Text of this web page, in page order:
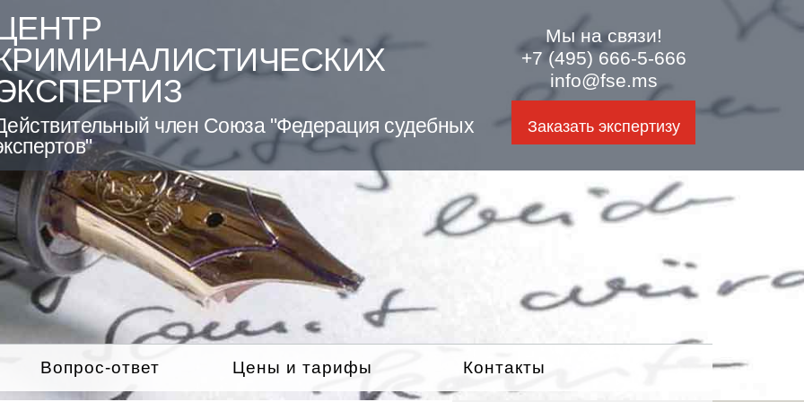
член Союза "Федерация судебных
Мы на связи!
+7 (495) 666-5-666
info@fse.ms
Заказать экспертизу
Вопрос-ответ Цены и тарифы Контакты